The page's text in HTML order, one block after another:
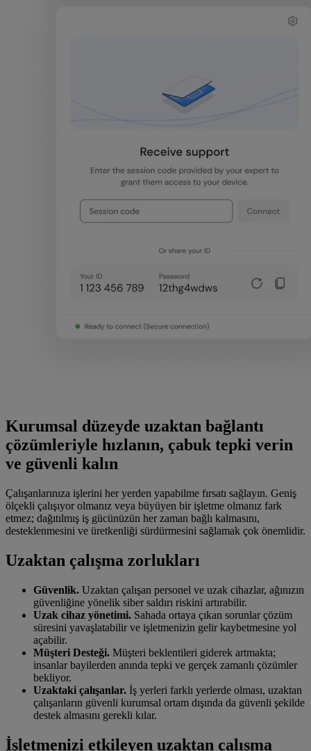
Kurumsal düzeyde uzaktan bağlantı
çözümleriyle hızlanın, çabuk tepki verin
ve güvenli kalın
Çalışanlarınıza işlerini her yerden yapabilme fırsatı sağlayın. Geniş
ölçekli çalışıyor olmanız veya büyüyen bir işletme olmanız fark
etmez; dağıtılmış iş gücünüzün her zaman bağlı kalmasını,
desteklenmesini ve üretkenliği sürdürmesini sağlamak çok önemlidir.
Uzaktan çalışma zorlukları
Güvenlik. Uzaktan çalışan personel ve uzak cihazlar, ağınızın
güvenliğine yönelik siber saldırı riskini artırabilir.
Uzak cihaz yönetimi. Sahada ortaya çıkan sorunlar çözüm
süresini yavaşlatabilir ve işletmenizin gelir kaybetmesine yol
açabilir.
Müşteri Desteği. Müşteri beklentileri giderek artmakta;
insanlar bayilerden anında tepki ve gerçek zamanlı çözümler
bekliyor.
Uzaktaki çalışanlar. İş yerleri farklı yerlerde olması, uzaktan
çalışanların güvenli kurumsal ortam dışında da güvenli şekilde
destek almasını gerekli kılar.
İşletmenizi etkileyen uzaktan çalışma